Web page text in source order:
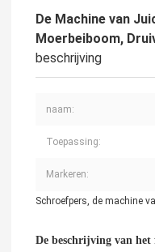
De Machine van
Moerbeiboom,
beschrijving
naam:
Toepassing:
Markeren:
Schroefpers, de machine
De beschrijving van